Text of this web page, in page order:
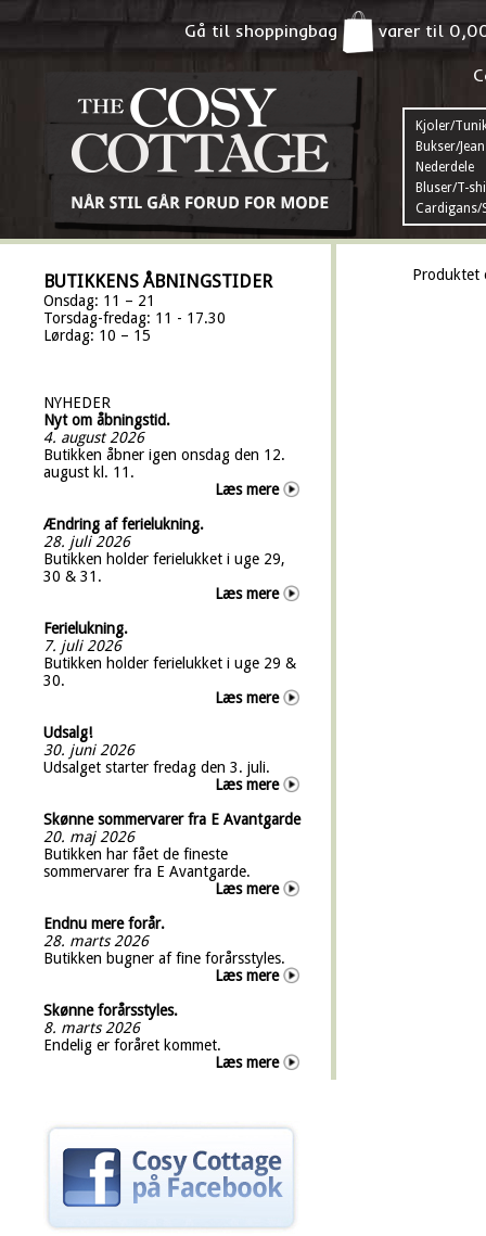
Gå til shoppingbag varer til
Kjoler/
Bukser/
Nederdele
Bluser/T-
Cardigans/
BUTIKKENS ÅBNINGSTIDER
Onsdag: 11 – 21
Torsdag-fredag: 11 - 17.30
Lørdag: 10 – 15
NYHEDER
Nyt om åbningstid.
4. august 2026
Butikken åbner igen onsdag den 12.
august kl. 11.
Læs mere
Ændring af ferielukning.
28. juli 2026
Butikken holder ferielukket i uge 29,
30 & 31.
Læs mere
Ferielukning.
7. juli 2026
Butikken holder ferielukket i uge 29 &
30.
Læs mere
Udsalg!
30. juni 2026
Udsalget starter fredag den 3. juli.
Læs mere
Skønne sommervarer fra E Avantgarde
20. maj 2026
Butikken har fået de fineste
sommervarer fra E Avantgarde.
Læs mere
Endnu mere forår.
28. marts 2026
Butikken bugner af fine forårsstyles.
Læs mere
Skønne forårsstyles.
8. marts 2026
Endelig er foråret kommet.
Læs mere
Produktet